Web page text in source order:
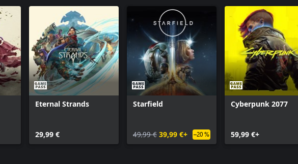
Eternal Strands
29,99 €
Starfield
49,99 € 39,99 €+ –20 %
Cyberpunk 2077
59,99 €+